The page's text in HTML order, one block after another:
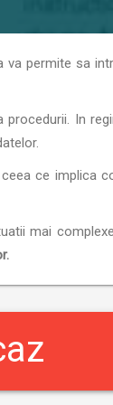
va permite sa
procedurii. In
ce implica
mai